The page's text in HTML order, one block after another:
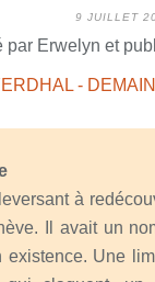
9 JUILLET
par Erwelyn et
à
Il avait un
Une